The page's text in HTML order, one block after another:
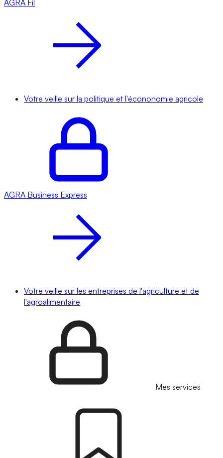
AGRA Fil
Votre veille sur la politique et l'écononomie agricole
AGRA Business Express
Votre veille sur les entreprises de l'agriculture et de
l'agroalimentaire
Mes services